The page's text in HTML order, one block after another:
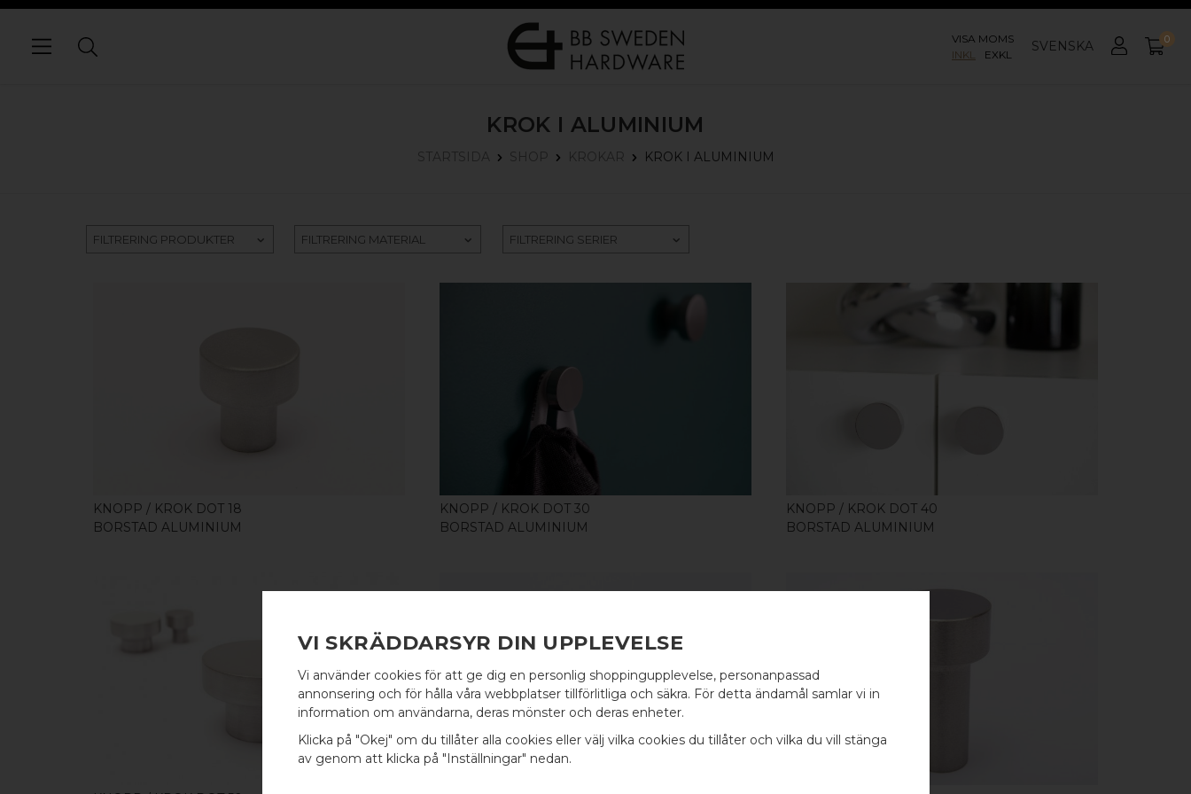
VISA MOMS
INKL
EXKL SVENSKA
WELCOME TO
BB SWEDEN HARDWARE
Välj land / Choose country
0
KROK I ALUMINIUM
STARTSIDA SHOP KROKAR KROK I ALUMINIUM
FILTRERING PRODUKTER FILTRERING MATERIAL FILTRERING SERIER
KNOPP / KROK DOT 18
BORSTAD ALUMINIUM
KNOPP / KROK DOT 30
BORSTAD ALUMINIUM
KNOPP / KROK DOT 40
BORSTAD ALUMINIUM
KÖP
VI SKRÄDDARSYR DIN UPPLEVELSE
Vi använder cookies för att ge dig en personlig shoppingupplevelse, personanpassad
annonsering och för hålla våra webbplatser tillförlitliga och säkra. För detta ändamål samlar vi in
information om användarna, deras mönster och deras enheter.
Klicka på "Okej" om du tillåter alla cookies eller välj vilka cookies du tillåter och vilka du vill stänga
av genom att klicka på "Inställningar" nedan.